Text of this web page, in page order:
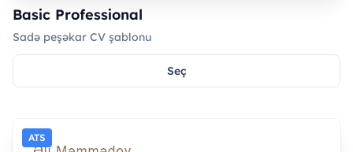
Basic Professional
Sadə peşəkar CV şablonu
Seç
ATS